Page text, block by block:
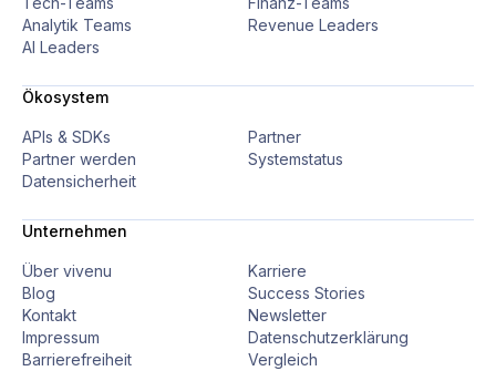
Analytik Teams
Revenue Leaders
AI Leaders
Ökosystem
APIs & SDKs
Partner
Partner werden
Systemstatus
Datensicherheit
Unternehmen
Über vivenu
Karriere
Blog
Success Stories
Kontakt
Newsletter
Impressum
Datenschutzerklärung
Barrierefreiheit
Vergleich